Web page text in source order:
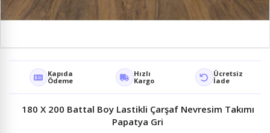
Kapıda
Ödeme
Hızlı
Kargo
Ücretsiz
İade
180 X 200 Battal Boy Lastikli Çarşaf Nevresim Takımı
Papatya Gri